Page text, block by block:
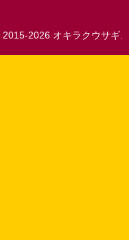
2026 オキラクウサギ.